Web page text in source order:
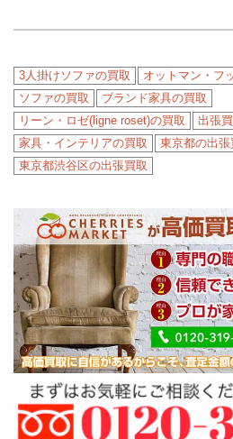
3人掛けソファの買取
オットマン・フ
ソファの買取
ブランド家具の買取
リーン・ロゼ(ligne roset)の買取
出張
家具・インテリアの買取
東京都の出張
東京都渋谷区の出張買取